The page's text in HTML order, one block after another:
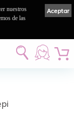
Aceptar
nuestros
de las